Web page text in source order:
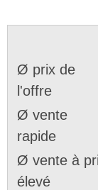
Ø prix de
l'offre
Ø vente
rapide
Ø vente à
élevé